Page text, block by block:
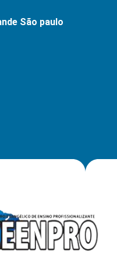
São paulo